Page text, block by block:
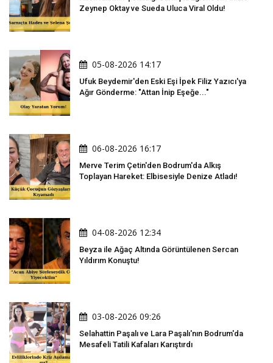
Zeynep Oktay ve Sueda Uluca Viral Oldu!
05-08-2026 14:17
Ufuk Beydemir'den Eski Eşi İpek Filiz Yazıcı'ya
Ağır Gönderme: "Attan İnip Eşeğe..."
06-08-2026 16:17
Merve Terim Çetin'den Bodrum'da Alkış
Toplayan Hareket: Elbisesiyle Denize Atladı!
04-08-2026 12:34
Beyza ile Ağaç Altında Görüntülenen Sercan
Yıldırım Konuştu!
03-08-2026 09:26
Selahattin Paşalı ve Lara Paşalı'nın Bodrum'da
Mesafeli Tatili Kafaları Karıştırdı